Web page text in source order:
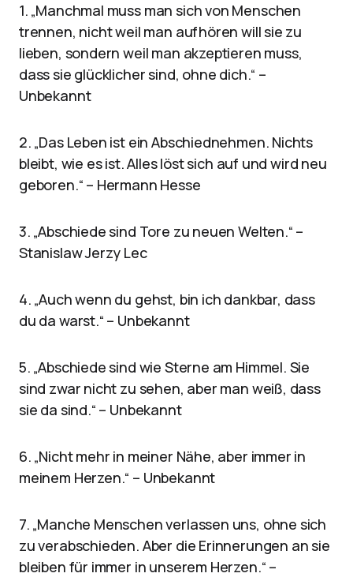
1. „Manchmal muss man sich von Menschen
trennen, nicht weil man aufhören will sie zu
lieben, sondern weil man akzeptieren muss,
dass sie glücklicher sind, ohne dich.“ –
Unbekannt
2. „Das Leben ist ein Abschiednehmen. Nichts
bleibt, wie es ist. Alles löst sich auf und wird neu
geboren.“ – Hermann Hesse
3. „Abschiede sind Tore zu neuen Welten.“ –
Stanislaw Jerzy Lec
4. „Auch wenn du gehst, bin ich dankbar, dass
du da warst.“ – Unbekannt
5. „Abschiede sind wie Sterne am Himmel. Sie
sind zwar nicht zu sehen, aber man weiß, dass
sie da sind.“ – Unbekannt
6. „Nicht mehr in meiner Nähe, aber immer in
meinem Herzen.“ – Unbekannt
7. „Manche Menschen verlassen uns, ohne sich
zu verabschieden. Aber die Erinnerungen an sie
bleiben für immer in unserem Herzen.“ –